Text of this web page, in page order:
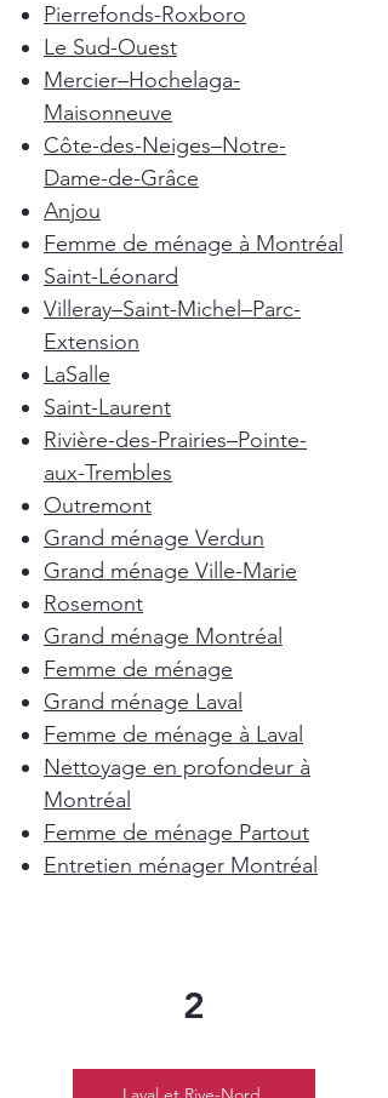
Pierrefonds-Roxboro
Le Sud-Ouest
Mercier–Hochelaga-
Maisonneuve
Côte-des-Neiges–Notre-
Dame-de-Grâce
Anjou
Femme de ménage à Montréal
Saint-Léonard
Villeray–Saint-Michel–Parc-
Extension
LaSalle
Saint-Laurent
Rivière-des-Prairies–Pointe-
aux-Trembles
Outremont
Grand ménage Verdun
Grand ménage Ville-Marie
Rosemont
Grand ménage Montréal
Femme de ménage
Grand ménage Laval
Femme de ménage à Laval
Nettoyage en profondeur à
Montréal
Femme de ménage Partout
Entretien ménager Montréal
2